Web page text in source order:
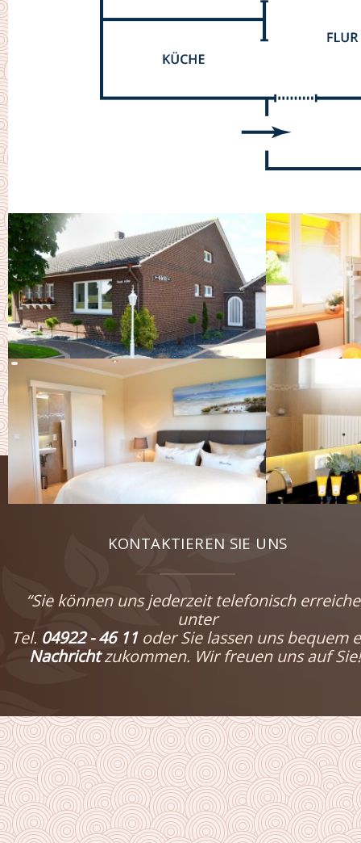
KONTAKTIEREN SIE UNS
“Sie können uns jederzeit telefonisch
unter
Tel. 04922 - 46 11oder Sie lassen uns bequem
Nachrichtzukommen. Wir freuen uns auf